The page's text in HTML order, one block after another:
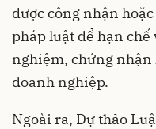
được công nhận
pháp luật để hạn
nghiệm, chứng nhận
doanh nghiệp.
Ngoài ra, Dự thảo